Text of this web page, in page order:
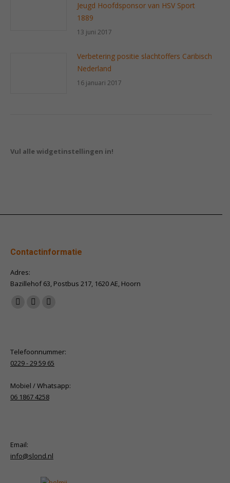
Jeugd Hoofdsponsor van HSV Sport
1889
13 juni 2017
Verbetering positie slachtoffers Caribisch
Nederland
16 januari 2017
Vul alle widgetinstellingen in!
Contactinformatie
Adres:
Bazillehof 63, Postbus 217, 1620 AE, Hoorn
Vind ons op:
in
new new new
Telefoonnummer:
0229 - 29 59 65
Mobiel / Whatsapp:
06 1867 4258
Email:
info@slond.nl